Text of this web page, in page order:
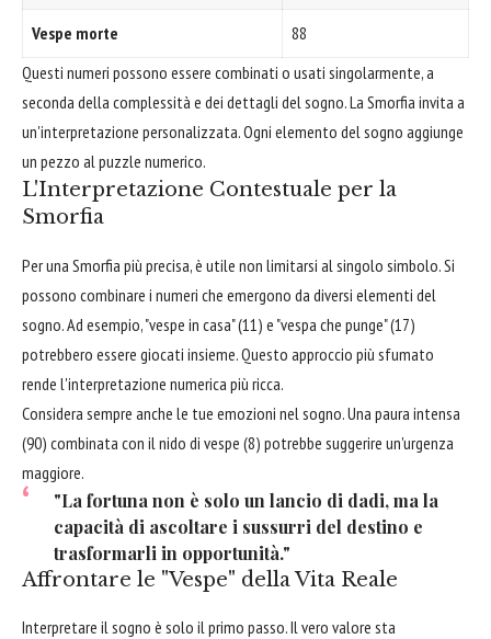
Vespe morte
88
Questi numeri possono essere combinati o usati singolarmente, a
seconda della complessità e dei dettagli del sogno. La Smorfia invita a
un'interpretazione personalizzata. Ogni elemento del sogno aggiunge
un pezzo al puzzle numerico.
L'Interpretazione Contestuale per la
Smorfia
Per una Smorfia più precisa, è utile non limitarsi al singolo simbolo. Si
possono combinare i numeri che emergono da diversi elementi del
sogno. Ad esempio, "vespe in casa" (11) e "vespa che punge" (17)
potrebbero essere giocati insieme. Questo approccio più sfumato
rende l'interpretazione numerica più ricca.
Considera sempre anche le tue emozioni nel sogno. Una paura intensa
(90) combinata con il nido di vespe (8) potrebbe suggerire un'urgenza
maggiore.
"La fortuna non è solo un lancio di dadi, ma la
capacità di ascoltare i sussurri del destino e
trasformarli in opportunità."
Affrontare le "Vespe" della Vita Reale
Interpretare il sogno è solo il primo passo. Il vero valore sta